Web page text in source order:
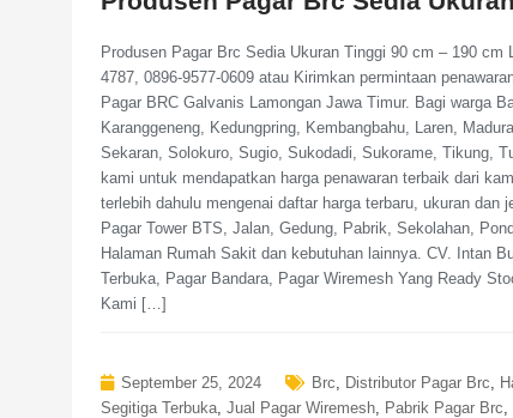
Produsen Pagar Brc Sedia Ukuran Tinggi 90 cm – 190
4787, 0896-9577-0609 atau Kirimkan permintaan
Pagar BRC Galvanis Lamongan Jawa Timur. Bagi warga
Karanggeneng, Kedungpring, Kembangbahu, Laren,
Sekaran, Solokuro, Sugio, Sukodadi, Sukorame, Tikung,
kami untuk mendapatkan harga penawaran terbaik dari
terlebih dahulu mengenai daftar harga terbaru, ukuran
Pagar Tower BTS, Jalan, Gedung, Pabrik, Sekolahan,
Halaman Rumah Sakit dan kebutuhan lainnya. CV. Intan
Terbuka, Pagar Bandara, Pagar Wiremesh Yang Ready
Kami […]
September 25, 2024 Brc, Distributor Pagar Brc,
Segitiga Terbuka, Jual Pagar Wiremesh, Pabrik Pagar Brc,